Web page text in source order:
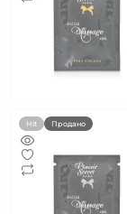
Hit Продано